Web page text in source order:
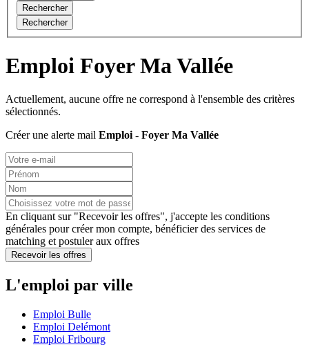
Rechercher
Rechercher
Emploi Foyer Ma Vallée
Actuellement, aucune offre ne correspond à l'ensemble des critères
sélectionnés.
Créer une alerte mail Emploi - Foyer Ma Vallée
En cliquant sur "Recevoir les offres", j'accepte les conditions
générales pour créer mon compte, bénéficier des services de
matching et postuler aux offres
Recevoir les offres
L'emploi par ville
Emploi Bulle
Emploi Delémont
Emploi Fribourg